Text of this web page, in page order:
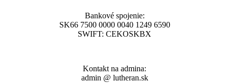
Bankové spojenie:
SK66 7500 0000 0040 1249 6590
SWIFT: CEKOSKBX
Kontakt na admina:
admin @ lutheran.sk